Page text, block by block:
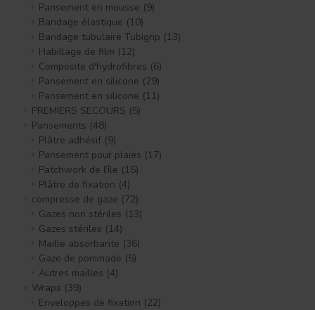
Pansement en mousse (9)
Bandage élastique (10)
Bandage tubulaire Tubigrip (13)
Habillage de film (12)
Composite d'hydrofibres (6)
Pansement en silicone (29)
Pansement en silicone (11)
PREMIERS SECOURS (5)
Pansements (48)
Plâtre adhésif (9)
Pansement pour plaies (17)
Patchwork de l'île (15)
Plâtre de fixation (4)
compresse de gaze (72)
Gazes non stériles (13)
Gazes stériles (14)
Maille absorbante (36)
Gaze de pommade (5)
Autres mailles (4)
Wraps (39)
Enveloppes de fixation (22)